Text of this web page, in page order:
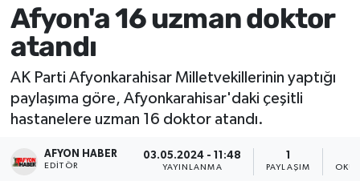
Afyon'a 16 uzman doktor
atandı
AK Parti Afyonkarahisar Milletvekillerinin yaptığı
paylaşıma göre, Afyonkarahisar'daki çeşitli
hastanelere uzman 16 doktor atandı.
AFYON HABER
EDITÖR
03.05.2024 - 11:48
YAYINLANMA PAYLAŞIM
Sağlık
Eğitim
Sivil Toplum